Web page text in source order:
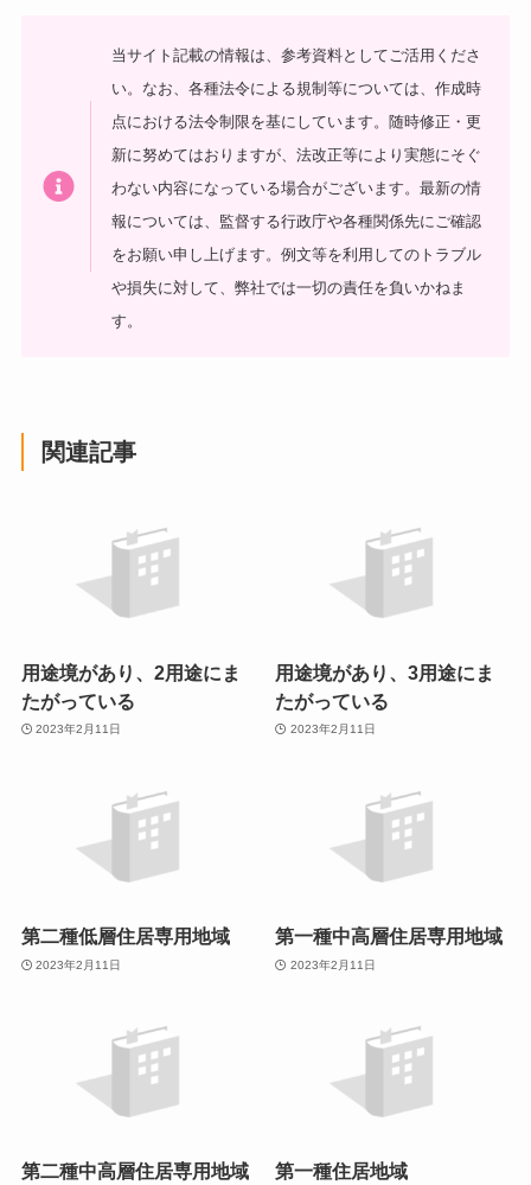
当サイト記載の情報は、参考資料としてご活用くださ
い。 なお、各種法令による規制等については、作成時
点における法令制限を基にしています。随時修正・更
新に努めてはおりますが、法改正等により実態にそぐ
わない内容になっている場合がございます。最新の情
報については、監督する行政庁や各種関係先にご確認
をお願い申し上げます。例文等を利用してのトラブル
や損失に対して、弊社では一切の責任を負いかねま
す。
関連記事
用途境があり、2用途にま
たがっている
2023年2月11日
用途境があり、3用途にま
たがっている
2023年2月11日
第二種低層住居専用地域
2023年2月11日
第一種中高層住居専用地域
2023年2月11日
第二種中高層住居専用地域 第一種住居地域